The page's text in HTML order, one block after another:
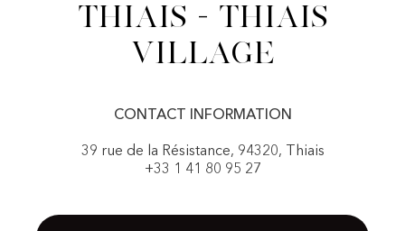
Thiais - Thiais
Village
CONTACT INFORMATION
39 rue de la Résistance, 94320, Thiais
+33 1 41 80 95 27